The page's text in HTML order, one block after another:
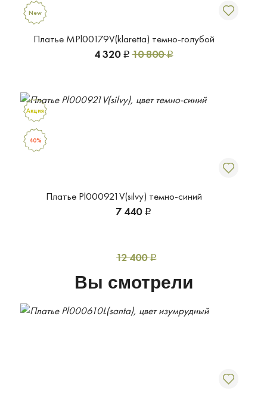
Платье MPl00179V(klaretta) темно-голубой
4 320 Р 10 800Р
New
Платье Pl000921V(silvy) темно-синий
7 440 Р
12 400Р
Акция
40%
Вы смотрели